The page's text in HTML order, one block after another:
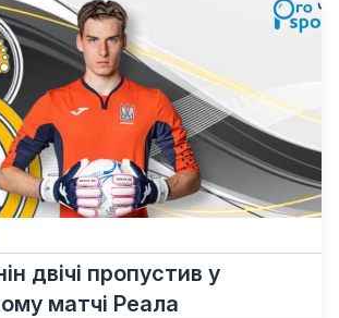
двічі пропустив у
матчі Реала